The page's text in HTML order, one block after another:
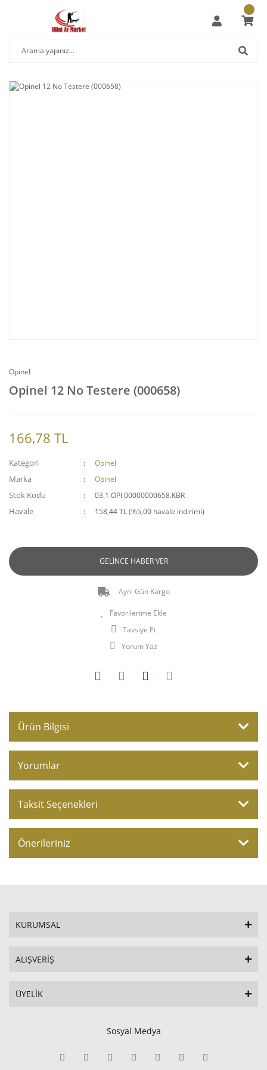
Opinel
Opinel 12 No Testere (000658)
166,78 TL
Kategori Opinel
Marka Opinel
Stok Kodu 03.1.OPI.00000000658.KBR
Havale 158,44 TL (%5,00 havale indirimi)
GELİNCE HABER VER
Aynı Gün Kargo
Tavsiye Et
Yorum Yaz
Ürün Bilgisi
Yorumlar
Taksit Seçenekleri
Önerileriniz
KURUMSAL
ALIŞVERİŞ
ÜYELİK
Sosyal Medya